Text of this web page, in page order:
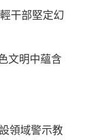
干部堅定幻
文明中蘊含
領域警示教